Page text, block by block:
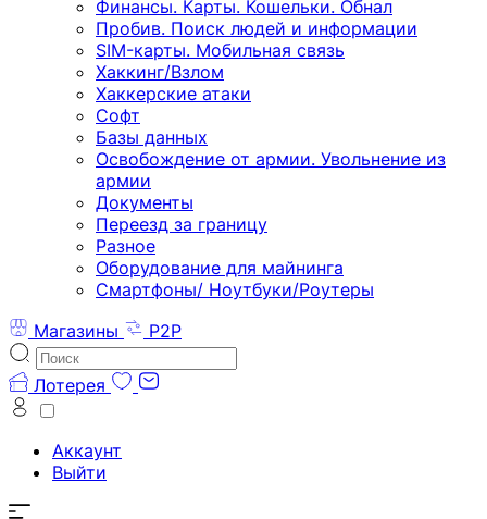
Финансы. Карты. Кошельки. Обнал
Пробив. Поиск людей и информации
SIM-карты. Мобильная связь
Хаккинг/Взлом
Хаккерские атаки
Софт
Базы данных
Освобождение от армии. Увольнение из
армии
Документы
Переезд за границу
Разное
Оборудование для майнинга
Смартфоны/ Ноутбуки/Роутеры
Магазины
P2P
Лотерея
Аккаунт
Выйти